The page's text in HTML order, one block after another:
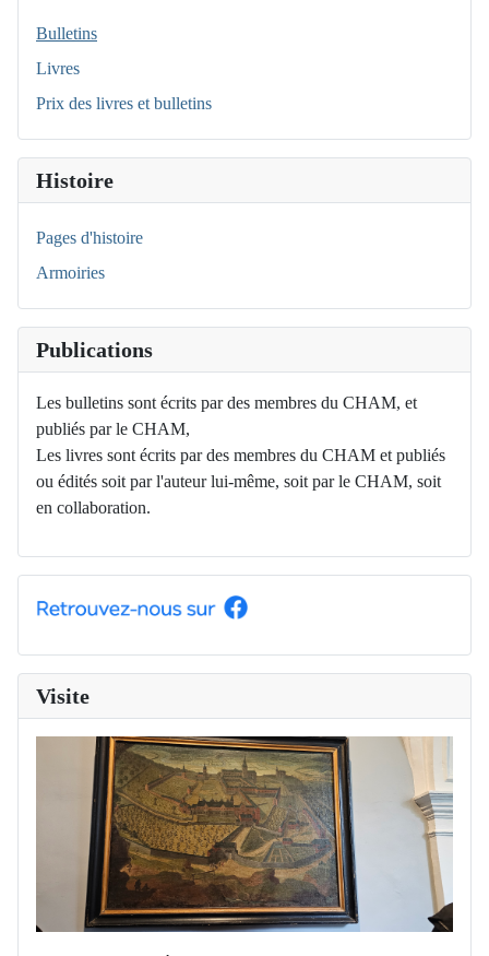
Bulletins
Livres
Prix des livres et bulletins
Histoire
Pages d'histoire
Armoiries
Publications
Les bulletins sont écrits par des membres du CHAM, et
publiés par le CHAM,
Les livres sont écrits par des membres du CHAM et publiés
ou édités soit par l'auteur lui-même, soit par le CHAM, soit
en collaboration.
Visite